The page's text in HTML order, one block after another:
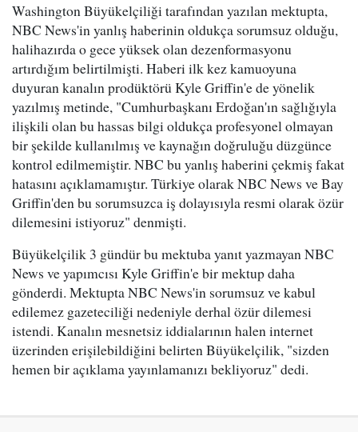
Washington Büyükelçiliği tarafından yazılan mektupta,
NBC News'in yanlış haberinin oldukça sorumsuz olduğu,
halihazırda o gece yüksek olan dezenformasyonu
artırdığım belirtilmişti. Haberi ilk kez kamuoyuna
duyuran kanalın prodüktörü Kyle Griffin'e de yönelik
yazılmış metinde, "Cumhurbaşkanı Erdoğan'ın sağlığıyla
ilişkili olan bu hassas bilgi oldukça profesyonel olmayan
bir şekilde kullanılmış ve kaynağın doğruluğu düzgünce
kontrol edilmemiştir. NBC bu yanlış haberini çekmiş fakat
hatasını açıklamamıştır. Türkiye olarak NBC News ve Bay
Griffin'den bu sorumsuzca iş dolayısıyla resmi olarak özür
dilemesini istiyoruz" denmişti.
Büyükelçilik 3 gündür bu mektuba yanıt yazmayan NBC
News ve yapımcısı Kyle Griffin'e bir mektup daha
gönderdi. Mektupta NBC News'in sorumsuz ve kabul
edilemez gazeteciliği nedeniyle derhal özür dilemesi
istendi. Kanalın mesnetsiz iddialarının halen internet
üzerinden erişilebildiğini belirten Büyükelçilik, "sizden
hemen bir açıklama yayınlamanızı bekliyoruz" dedi.